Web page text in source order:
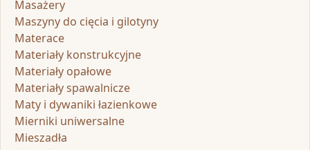
Masażery
Maszyny do cięcia i gilotyny
Materace
Materiały konstrukcyjne
Materiały opałowe
Materiały spawalnicze
Maty i dywaniki łazienkowe
Mierniki uniwersalne
Mieszadła